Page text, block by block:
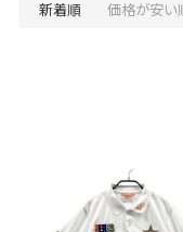
新着順 価格が安い